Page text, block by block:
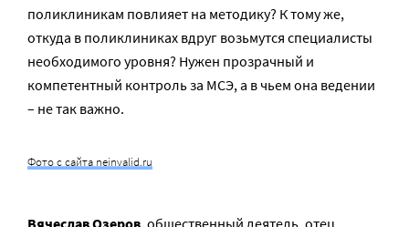
поликлиникам повлияет на методику? К тому же,
откуда в поликлиниках вдруг возьмутся специалисты
необходимого уровня? Нужен прозрачный и
компетентный контроль за МСЭ, а в чьем она ведении
– не так важно.
Фото с сайта neinvalid.ru
Вячеслав Озеров, общественный деятель, отец